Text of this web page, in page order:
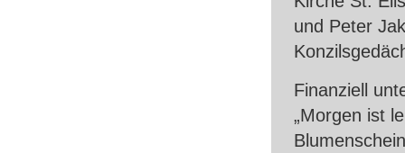
und Peter
Finanziell
„Morgen ist